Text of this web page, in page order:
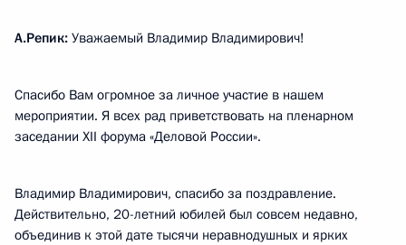
А.Репик: Уважаемый Владимир Владимирович!
Спасибо Вам огромное за личное участие в нашем
мероприятии. Я всех рад приветствовать на пленарном
заседании XII форума «Деловой России».
Владимир Владимирович, спасибо за поздравление.
Действительно, 20-летний юбилей был совсем недавно,
объединив к этой дате тысячи неравнодушных и ярких